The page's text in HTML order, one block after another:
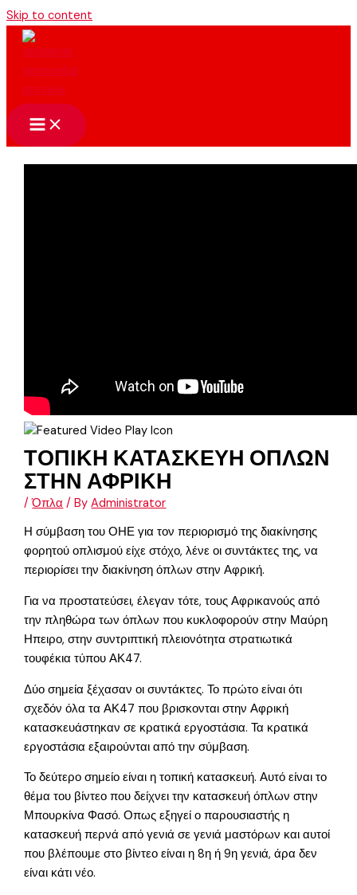
Skip to content
ΤΟΠΙΚΗ ΚΑΤΑΣΚΕΥΗ ΟΠΛΩΝ
ΣΤΗΝ ΑΦΡΙΚΗ
/Όπλα / ByAdministrator
Η σύμβαση του ΟΗΕ για τον περιορισμό της διακίνησης
φορητού οπλισμού είχε στόχο, λένε οι συντάκτες της, να
περιορίσει την διακίνηση όπλων στην Αφρική.
Για να προστατεύσει, έλεγαν τότε, τους Αφρικανούς από
την πληθώρα των όπλων που κυκλοφορούν στην Μαύρη
Ηπειρο, στην συντριπτική πλειονότητα στρατιωτικά
τουφέκια τύπου ΑΚ47.
Δύο σημεία ξέχασαν οι συντάκτες. Το πρώτο είναι ότι
σχεδόν όλα τα ΑΚ47 που βρισκονται στην Αφρική
κατασκευάστηκαν σε κρατικά εργοστάσια. Τα κρατικά
εργοστάσια εξαιρούνται από την σύμβαση.
Το δεύτερο σημείο είναι η τοπική κατασκευή. Αυτό είναι το
θέμα του βίντεο που δείχνει την κατασκευή όπλων στην
Μπουρκίνα Φασό. Οπως εξηγεί ο παρουσιαστής η
κατασκευή περνά από γενιά σε γενιά μαστόρων και αυτοί
που βλέπουμε στο βίντεο είναι η 8η ή 9η γενιά, άρα δεν
είναι κάτι νέο.